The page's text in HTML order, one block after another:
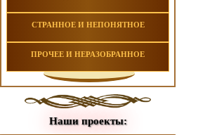
СТРАННОЕ И НЕПОНЯТНОЕ
ПРОЧЕЕ И НЕРАЗОБРАННОЕ
Наши проекты: